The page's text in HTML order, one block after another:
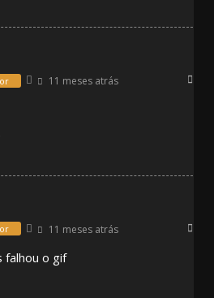
11 meses atrás
11 meses atrás
falhou o gif